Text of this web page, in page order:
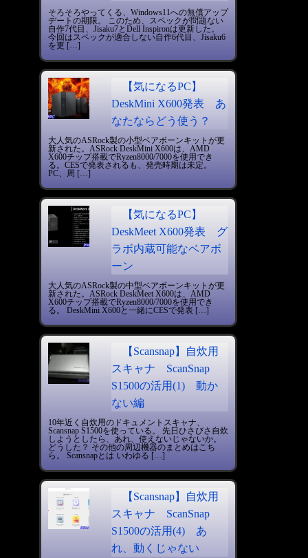
そろそろやってくる、Windows11への無償アップ
デートの期限。 このため、スペックが問題ない
自作7代目、Jisaku7とDell Inspironは更新した。
今回はスペックが適合しない自作6代目、Jisaku6
を更 […]
【気になるPC】
DeskMini X600発表 あ
なたならどう使う？
大人気のASRock製の小型ベアボーンキットが更
新された。ASRock DeskMini X600は、AMD
X600チップ搭載でRyzen8000/7000を使用でき
る。CESで発表されるも、発売時期は未定。
PC、周 […]
【気になるPC】
DeskMeet X600発表 グ
ラボ内蔵可能なベアボ
ーン
大人気のASRock製の中型ベアボーンキットが更
新された。ASRock DeskMeet X600は、AMD
X600チップ搭載でRyzen8000/7000を使用でき
る。 DeskMini X600と一緒にCESで発表 […]
【Scansnap】自炊用
スキャナ ScanSnap
S1500の活用(1) 動か
ない編
10年近く自炊用のドキュメントスキャナ、
Scansnap S1500を使っている。 先日ひさびさ自炊
しようとしたら、あれ、使えないじゃないか。
どうした？ その他の周辺機器のまとめはこち
ら。 Scansnapとは いわゆる […]
【Scansnap】自炊用
スキャナ ScanSnap
S1500の活用(4) あ
れ、動くじゃない